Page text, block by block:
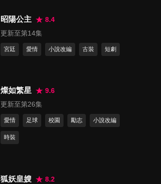
第11集
46
昭陽公主
8.4
更新至第14集
宮廷 愛情 小說改編 古裝 短劇
燦如繁星
9.6
更新至第26集
愛情 足球 校園 勵志 小說改編
時裝
狐妖皇嫂
8.2